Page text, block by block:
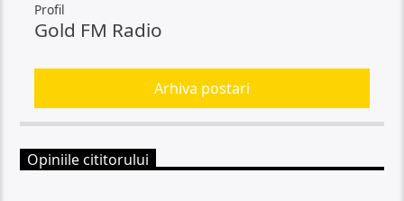
Profil
Gold FM Radio
Arhiva postari
Opiniile cititorului